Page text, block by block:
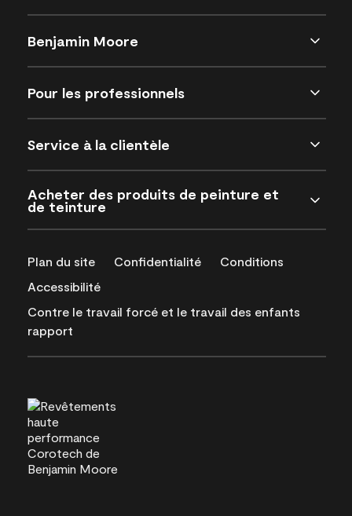
Benjamin Moore
Pour les professionnels
Service à la clientèle
Acheter des produits de peinture et
de teinture
Plan du site Confidentialité
Conditions
Accessibilité
Contre le travail forcé et le travail des enfants
rapport